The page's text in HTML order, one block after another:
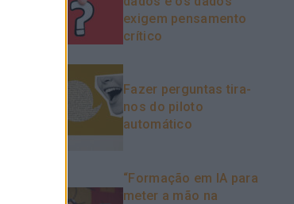
exigem pensamento
crítico
Fazer perguntas tira-
nos do piloto
automático
“Formação em IA para
meter a mão na